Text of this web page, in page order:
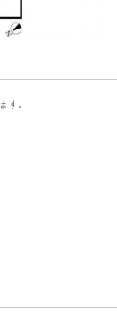
す。